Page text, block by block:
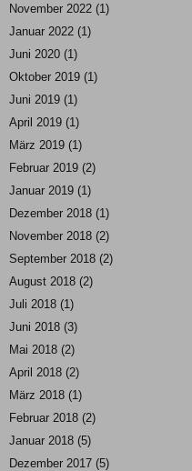
November 2022 (1)
Januar 2022 (1)
Juni 2020 (1)
Oktober 2019 (1)
Juni 2019 (1)
April 2019 (1)
März 2019 (1)
Februar 2019 (2)
Januar 2019 (1)
Dezember 2018 (1)
November 2018 (2)
September 2018 (2)
August 2018 (2)
Juli 2018 (1)
Juni 2018 (3)
Mai 2018 (2)
April 2018 (2)
März 2018 (1)
Februar 2018 (2)
Januar 2018 (5)
Dezember 2017 (5)